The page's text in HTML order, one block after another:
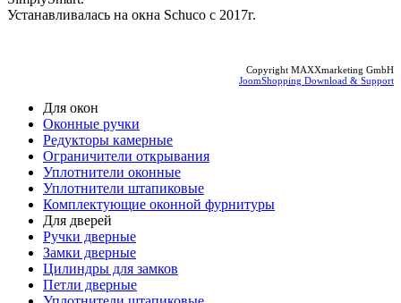
Устанавливалась на окна Schuco c 2017г.
Copyright MAXXmarketing GmbH
JoomShopping Download & Support
Для окон
Оконные ручки
Редукторы камерные
Ограничители открывания
Уплотнители оконные
Уплотнители штапиковые
Комплектующие оконной фурнитуры
Для дверей
Ручки дверные
Замки дверные
Цилиндры для замков
Петли дверные